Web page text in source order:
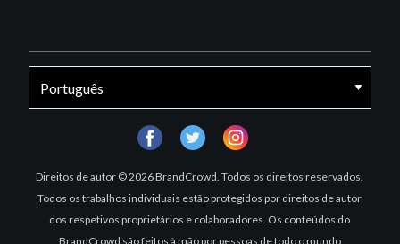
Direitos de autor © 2026 BrandCrowd. Todos os direitos reservados.
Todos os trabalhos individuais estão protegidos por direitos de autor
dos respetivos proprietários e colaboradores. Os conteúdos do
BrandCrowd são feitos à mão por pessoas de todo o mundo
facebooktwitter instagram